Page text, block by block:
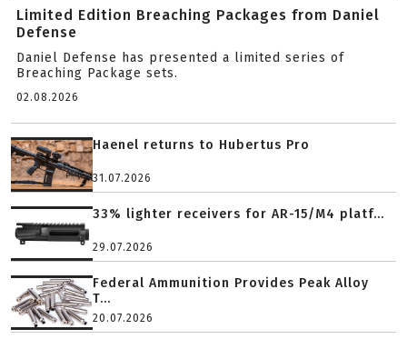
Limited Edition Breaching Packages from Daniel
Defense
Daniel Defense has presented a limited series of
Breaching Package sets.
02.08.2026
Haenel returns to Hubertus Pro
31.07.2026
33% lighter receivers for AR-15/M4 platf...
29.07.2026
Federal Ammunition Provides Peak Alloy
T...
20.07.2026